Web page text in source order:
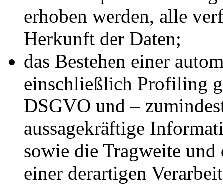
erhoben werden, alle
Herkunft der Daten;
das Bestehen einer
einschließlich Profiling
DSGVO und –
aussagekräftige
sowie die Tragweite
einer derartigen